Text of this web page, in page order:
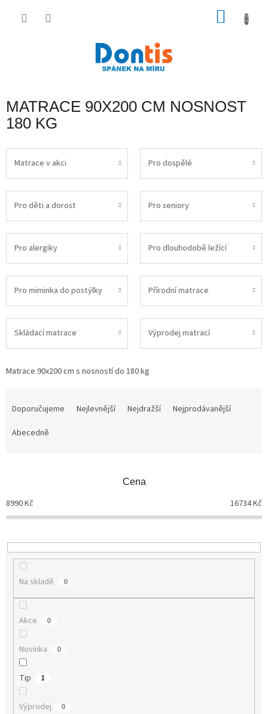
MATRACE 90X200 CM NOSNOST
180 KG
Matrace v akci Pro dospělé
Pro děti a dorost Pro seniory
Pro alergiky Pro dlouhodobě ležící
Pro miminka do postýlky Přírodní matrace
Skládací matrace Výprodej matrací
Matrace 90x200 cm s nosností do 180 kg
o
d
k
t
Doporučujeme Nejlevnější Nejdražší
Nejprodávanější
Abecedně
Cena
8990Kč 16734Kč
Na skladě 0
Akce 0
Novinka 0
Tip 1
Výprodej 0